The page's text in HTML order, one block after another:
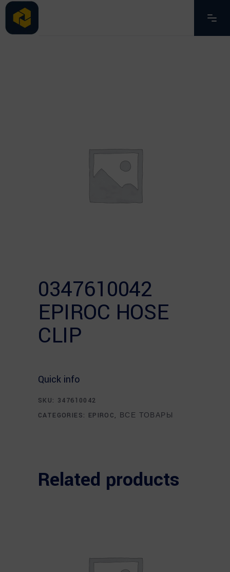
0347610042
EPIROC HOSE
CLIP
Quick info
SKU: 347610042
CATEGORIES: EPIROC, ВСЕ ТОВАРЫ
Related products